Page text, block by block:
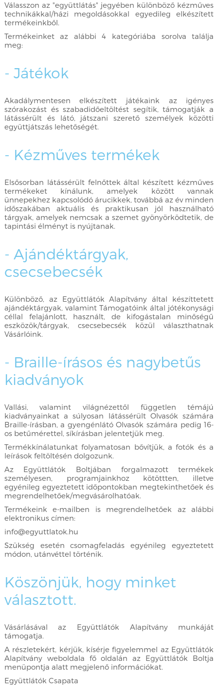
Válasszon az "együttlátás" jegyében különböző kézműves
technikákkal/házi megoldásokkal egyedileg elkészített
termékeinkből.
Termékeinket az alábbi 4 kategóriába sorolva találja
meg:
- Játékok
Akadálymentesen elkészített játékaink az igényes
szórakozást és szabadidőeltöltést segítik, támogatják a
látássérült és látó, játszani szerető személyek közötti
együttjátszás lehetőségét.
- Kézműves termékek
Elsősorban látássérült felnőttek által készített kézműves
termékeket kínálunk, amelyek között vannak
ünnepekhez kapcsolódó árucikkek, továbbá az év minden
időszakában aktuális és praktikusan jól használható
tárgyak, amelyek nemcsak a szemet gyönyörködtetik, de
tapintási élményt is nyújtanak.
- Ajándéktárgyak,
csecsebecsék
Különböző, az Együttlátók Alapítvány által készíttetett
ajándéktárgyak, valamint Támogatóink által jótékonysági
céllal felajánlott, használt, de kifogástalan minőségű
eszközök/tárgyak, csecsebecsék közül választhatnak
Vásárlóink.
- Braille-írásos és nagybetűs
kiadványok
Vallási, valamint világnézettől független témájú
kiadványainkat a súlyosan látássérült Olvasók számára
Braille-írásban, a gyengénlátó Olvasók számára pedig 16-
os betűmérettel, síkírásban jelentetjük meg.
Termékkínálatunkat folyamatosan bővítjük, a fotók és a
leírások feltöltésén dolgozunk.
Az Együttlátók Boltjában forgalmazott termékek
személyesen, programjainkhoz kötöttten, illetve
egyénileg egyeztetett időpontokban megtekinthetőek és
megrendelhetőek/megvásárolhatóak.
Termékeink e-mailben is megrendelhetőek az alábbi
elektronikus címen:
info@egyuttlatok.hu
Szükség esetén csomagfeladás egyénileg egyeztetett
módon, utánvéttel történik.
Köszönjük, hogy minket
választott.
Vásárlásával az Együttlátók Alapítvány munkáját
támogatja.
A részletekért, kérjük, kísérje figyelemmel az Együttlátók
Alapítvány weboldala fő oldalán az Együttlátók Boltja
menüpontja alatt megjelenő információkat.
Együttlátók Csapata